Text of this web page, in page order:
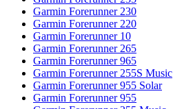
Garmin Forerunner 230
Garmin Forerunner 220
Garmin Forerunner 10
Garmin Forerunner 265
Garmin Forerunner 965
Garmin Forerunner 255S Music
Garmin Forerunner 955 Solar
Garmin Forerunner 955